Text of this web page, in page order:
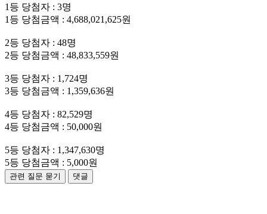
1등 당첨자 : 3명
1등 당첨금액 : 4,688,021,625원
2등 당첨자 : 48명
2등 당첨금액 : 48,833,559원
3등 당첨자 : 1,724명
3등 당첨금액 : 1,359,636원
4등 당첨자 : 82,529명
4등 당첨금액 : 50,000원
5등 당첨자 : 1,347,630명
5등 당첨금액 : 5,000원